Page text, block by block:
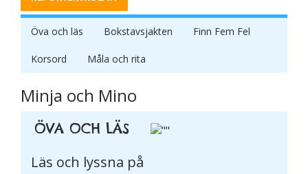
Öva och läs Bokstavsjakten Finn Fem Fel
Korsord Måla och rita
Minja och Mino
ÖVA OCH LÄS
Läs och lyssna på
Nödvändiga
Dessa kakor
går inte att
behövs för